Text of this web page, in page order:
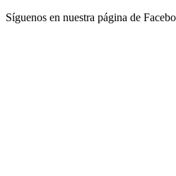
Síguenos en nuestra página de